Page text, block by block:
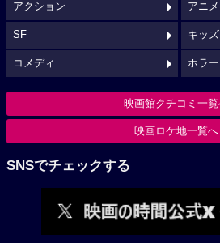
アクション アニ
SF キッズ
コメディ ホラー
映画館クチコミ一
映画ロケ地一覧へ
SNSでチェックする